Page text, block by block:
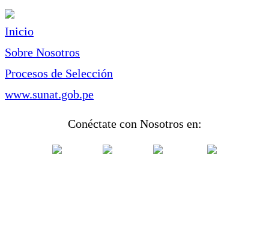
Inicio
Sobre Nosotros
Procesos de Selección
www.sunat.gob.pe
Conéctate con Nosotros en: